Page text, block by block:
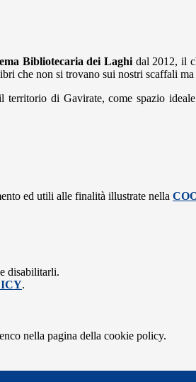
Bibliotecaria dei Laghi dal 2012, il
che non si trovano sui nostri scaffali
di Gavirate, come spazio
ed utili alle finalità illustrate nella
disabilitarli.
.
nella pagina della cookie policy.